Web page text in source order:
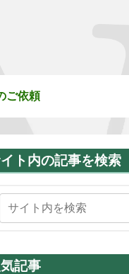
ご依頼
ト内の記事を検索
記事